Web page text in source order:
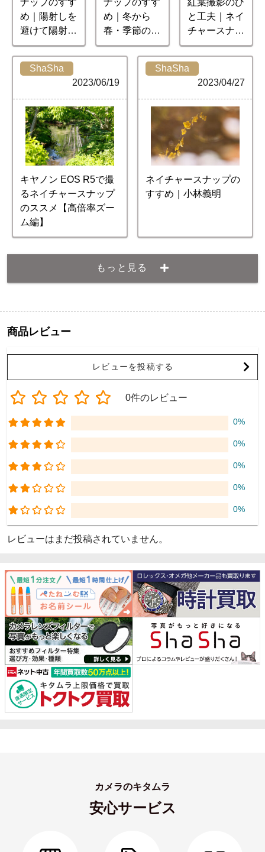
ナップのすす
め｜陽射しを
避けて陽射し
を撮ろう
ナップのすす
め｜冬から
春・季節の狭
間を楽しむ
紅葉撮影のひ
と工夫｜ネイ
チャースナッ
プのススメ
ShaSha
2023/06/19
キヤノン EOS R5で撮
るネイチャースナップ
のススメ【高倍率ズー
ム編】
ShaSha
2023/04/27
ネイチャースナップの
すすめ｜小林義明
もっと見る
商品レビュー
レビューを投稿する
0件のレビュー
0%
0%
0%
0%
0%
レビューはまだ投稿されていません。
カメラのキタムラ
安心サービス